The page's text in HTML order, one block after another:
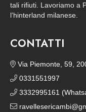
tali rifiuti. Lavoriamo a
l’hinterland milanese.
CONTATTI
Via Piemonte, 59,
0331551997
3332995161